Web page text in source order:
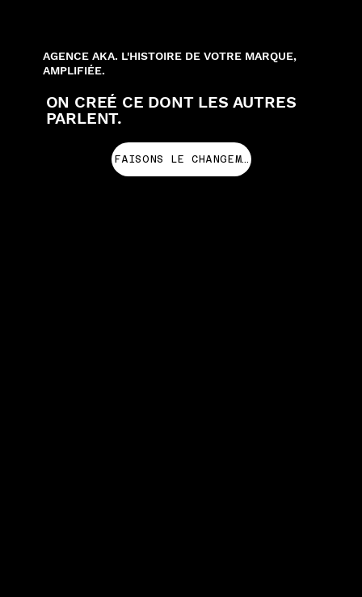
AGENCE AKA. L'HISTOIRE DE VOTRE MARQUE,
AMPLIFIÉE.
ON CREÉ CE DONT LES AUTRES
PARLENT.
FAISONS LE CHANGEMENT